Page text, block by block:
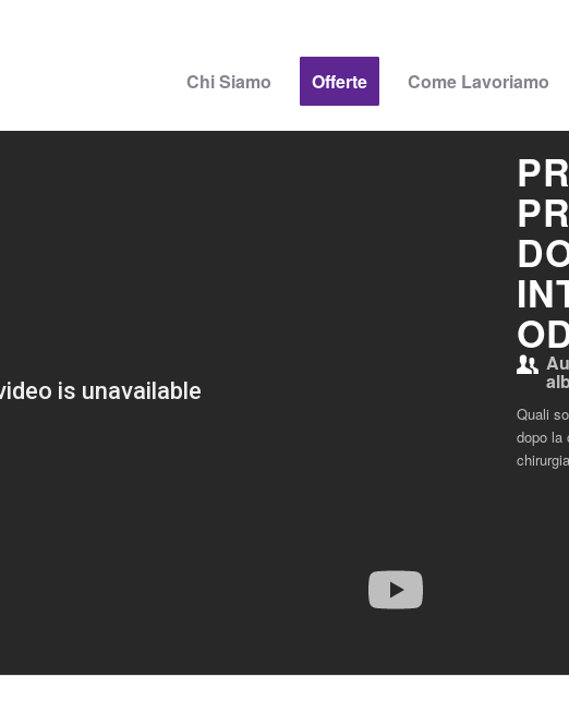
Chi Siamo Offerte Come Lavoriamo
Quali
dopo la